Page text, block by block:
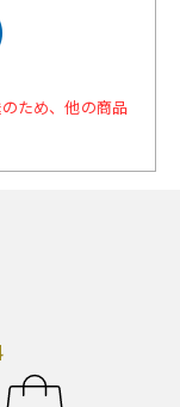
ため、他の商品